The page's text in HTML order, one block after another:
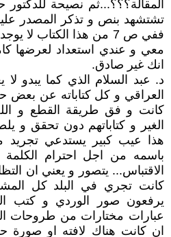
المقالة؟؟؟...ثم نصيحة
تشتشهد بنص و تذكر المصدر
ففي ص 7 من هذا الكتاب
معي و عندي استعداد لعرضها
انك غير صادق.
د. عبد السلام الذي كما يبدو
العراقي و كل كتاباته عن بعض
كانت و فق طريقة القطع و
الغير و كتاباتهم دون تحقق و
هذا عيب كبير يستدعي
باسمه من اجل احترام الكلمة
الاقتباس... يتصور و يعني ان
كانت تجري في البلد كل
يرفعون صور الوردي و كتب
عبارات مختارات من طروحات
ان كانت هناك لافته او صورة